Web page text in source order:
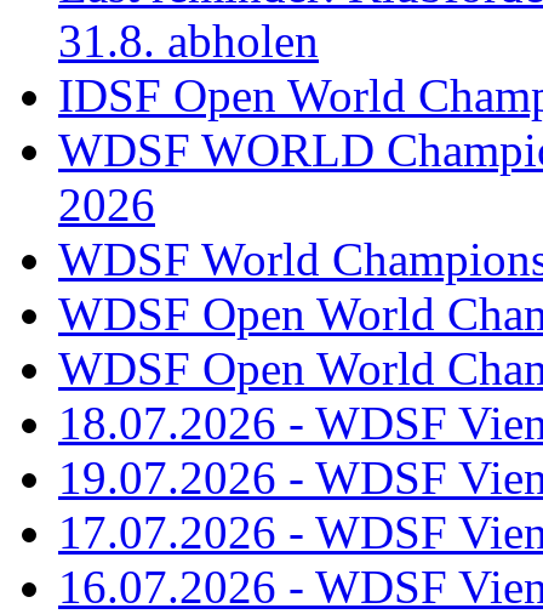
31.8. abholen
IDSF Open World
WDSF WORLD
2026
WDSF World
WDSF Open World
WDSF Open World
18.07.2026 - WDSF
19.07.2026 - WDSF
17.07.2026 - WDSF
16.07.2026 - WDSF